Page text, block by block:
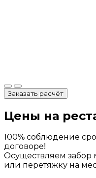
Заказать расчёт
Цены на
100% соблюдение
договоре!
Осуществляем забор
или перетяжку на